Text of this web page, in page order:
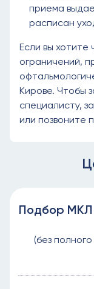
приема
расписан
Если вы хотите
ограничений,
Кирове. Чтобы
специалисту,
или позвоните
Подбор МКЛ
(без